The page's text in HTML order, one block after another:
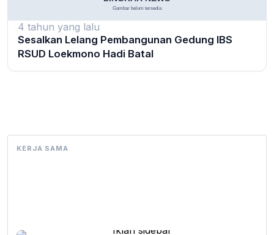
4 tahun yang lalu
Sesalkan Lelang Pembangunan Gedung IBS
RSUD Loekmono Hadi Batal
KERJA SAMA